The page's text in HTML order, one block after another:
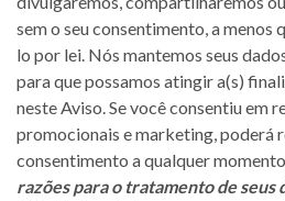
sem o seu consentimento, a menos
lo por lei. Nós mantemos seus
para que possamos atingir a(s)
neste Aviso. Se você consentiu em
promocionais e marketing, poderá
consentimento a qualquer
razões para o tratamento de seus